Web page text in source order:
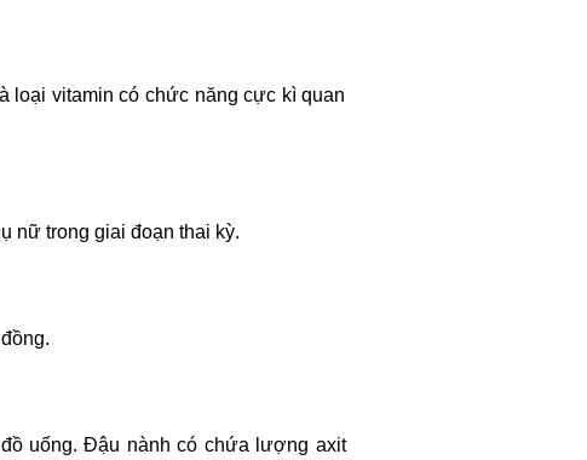
loại vitamin có chức năng cực kì quan
nữ trong giai đoạn thai kỳ.
uống. Đậu nành có chứa lượng axit